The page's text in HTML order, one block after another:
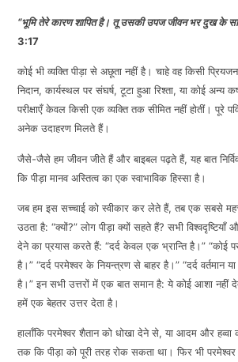
LINK
EMBED
“भूमि तेरे कारण शापित है। तू उसकी उपज जीवन भर दुख के
3:17
कोई भी व्यक्ति पीड़ा से अछूता नहीं है। चाहे वह किसी
निदान, कार्यस्थल पर संघर्ष, टूटा हुआ रिश्ता, या कोई अन्य
परीक्षाएँ केवल किसी एक व्यक्ति तक सीमित नहीं होतीं। पूरे
अनेक उदाहरण मिलते हैं।
जैसे-जैसे हम जीवन जीते हैं और बाइबल पढ़ते हैं, यह बात
कि पीड़ा मानव अस्तित्व का एक स्वाभाविक हिस्सा है।
जब हम इस सच्चाई को स्वीकार कर लेते हैं, तब एक सबसे
उठता है: “क्यों?” लोग पीड़ा क्यों सहते हैं? सभी विश्वदृष्टियाँ
देने का प्रयास करते हैं: “दर्द केवल एक भ्रान्ति है।” “कोई
है।” “दर्द परमेश्वर के नियन्त्रण से बाहर है।” “दर्द वर्तमान
है।” इन सभी उत्तरों में एक बात समान है: ये कोई आशा नहीं
हमें एक बेहतर उत्तर देता है।
हालाँकि परमेश्वर शैतान को धोखा देने से, या आदम और हव्वा
तक कि पीड़ा को पूरी तरह रोक सकता था। फिर भी